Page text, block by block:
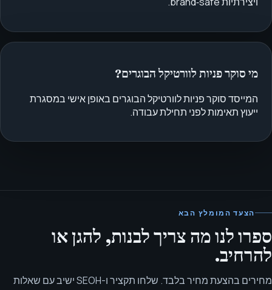
מי סוקר פניות לוורטיקל הבוגרים?
המייסד סוקר פניות לוורטיקל הבוגרים באופן אישי במסגרת
ייעוץ תאימות לפני תחילת עבודה.
הצעד המומלץ הבא
ספרו לנו מה צריך לבנות, להגן או
להרחיב.
מחירים בהצעת מחיר בלבד. שלחו תקציר ו-SEOH ישיב עם שאלות